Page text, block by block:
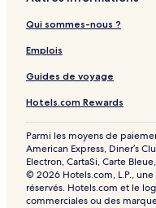
Qui sommes-nous ?
Emplois
Guides de voyage
Hotels.com Rewards
Parmi les moyens de
American Express, Diner’s
Electron, CartaSi, Carte
© 2026 Hotels.com, L.P.,
réservés. Hotels.com et le
commerciales ou des